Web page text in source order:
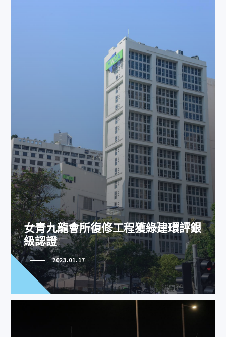
女青九龍會所復修工程獲綠建環評
女青九龍會所復修工程獲綠建環評銀
級認證
2023.01.17